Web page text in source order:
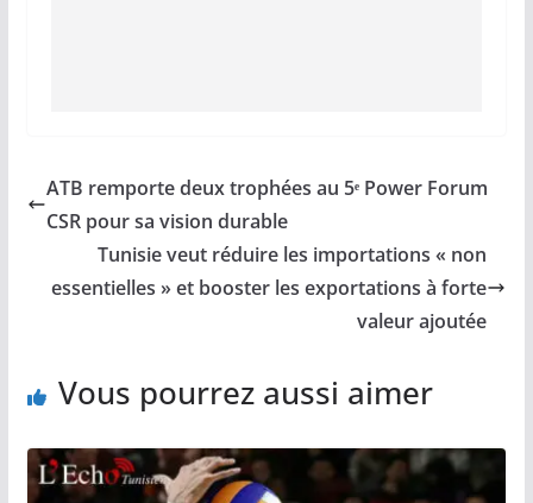
ATB remporte deux trophées au 5ᵉ Power Forum
CSR pour sa vision durable
Tunisie veut réduire les importations « non
essentielles » et booster les exportations à forte
valeur ajoutée
Vous pourrez aussi aimer